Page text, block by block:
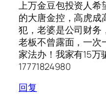
上万金豆包投资人希
的大唐金控，高虎成
犯，老婆是公司财务
老板不曾露面，一次
家法办！我家有15万
17771824980
回复